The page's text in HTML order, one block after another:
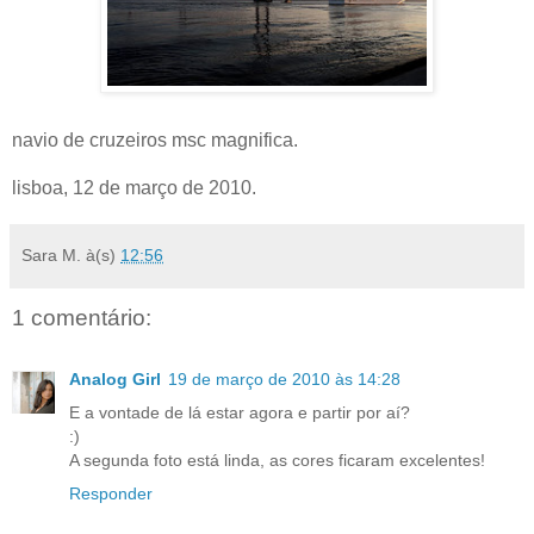
navio de cruzeiros msc magnifica.
lisboa, 12 de março de 2010.
Sara M. à(s) 12:56
1 comentário:
Analog Girl 19 de março de 2010 às 14:28
E a vontade de lá estar agora e partir por aí?
:)
A segunda foto está linda, as cores ficaram excelentes!
Responder